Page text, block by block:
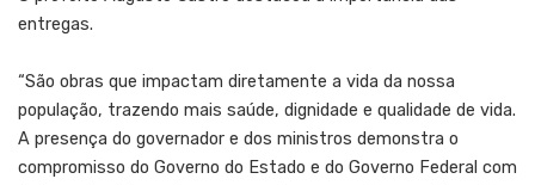
entregas.
“São obras que impactam diretamente a vida da nossa
população, trazendo mais saúde, dignidade e qualidade de vida.
A presença do governador e dos ministros demonstra o
compromisso do Governo do Estado e do Governo Federal com